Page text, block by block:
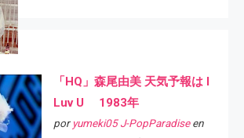
「HQ」森尾由美 天気予報は I
Luv U 1983年
por yumeki05 J-PopParadiseen